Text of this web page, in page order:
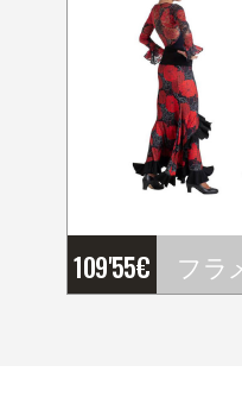
109'55€